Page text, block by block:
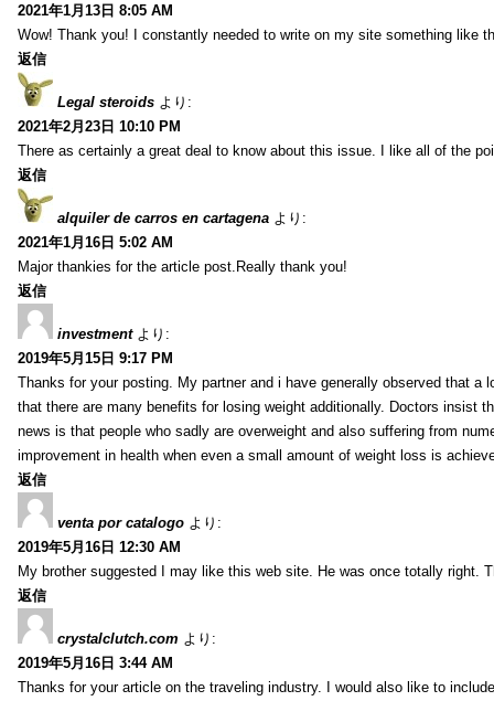
2021年1月13日 8:05 AM
Wow! Thank you! I constantly needed to write on my site something like
返信
Legal steroids より:
2021年2月23日 10:10 PM
There as certainly a great deal to know about this issue. I like all of the
返信
alquiler de carros en cartagena より:
2021年1月16日 5:02 AM
Major thankies for the article post.Really thank you!
返信
investment より:
2019年5月15日 9:17 PM
Thanks for your posting. My partner and i have generally observed that
that there are many benefits for losing weight additionally. Doctors insist
news is that people who sadly are overweight and also suffering from
improvement in health when even a small amount of weight loss is
返信
venta por catalogo より:
2019年5月16日 12:30 AM
My brother suggested I may like this web site. He was once totally right.
返信
crystalclutch.com より:
2019年5月16日 3:44 AM
Thanks for your article on the traveling industry. I would also like to